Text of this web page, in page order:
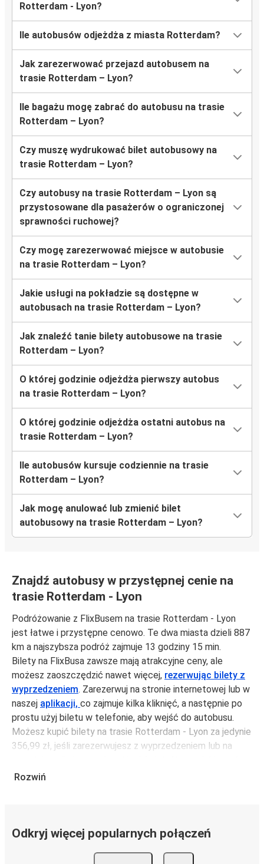
Rotterdam - Lyon?
Ile autobusów odjeżdża z miasta Rotterdam?
Jak zarezerwować przejazd autobusem na
trasie Rotterdam – Lyon?
Ile bagażu mogę zabrać do autobusu na trasie
Rotterdam – Lyon?
Czy muszę wydrukować bilet autobusowy na
trasie Rotterdam – Lyon?
Czy autobusy na trasie Rotterdam – Lyon są
przystosowane dla pasażerów o ograniczonej
sprawności ruchowej?
Czy mogę zarezerwować miejsce w autobusie
na trasie Rotterdam – Lyon?
Jakie usługi na pokładzie są dostępne w
autobusach na trasie Rotterdam – Lyon?
Jak znaleźć tanie bilety autobusowe na trasie
Rotterdam – Lyon?
O której godzinie odjeżdża pierwszy autobus
na trasie Rotterdam – Lyon?
O której godzinie odjeżdża ostatni autobus na
trasie Rotterdam – Lyon?
Ile autobusów kursuje codziennie na trasie
Rotterdam – Lyon?
Jak mogę anulować lub zmienić bilet
autobusowy na trasie Rotterdam – Lyon?
Znajdź autobusy w przystępnej cenie na
trasie Rotterdam - Lyon
Podróżowanie z FlixBusem na trasie Rotterdam - Lyon
jest łatwe i przystępne cenowo. Te dwa miasta dzieli 887
km a najszybsza podróż zajmuje 13 godziny 15 min.
Bilety na FlixBusa zawsze mają atrakcyjne ceny, ale
możesz zaoszczędzić nawet więcej, rezerwując bilety z
wyprzedzeniem. Zarezerwuj na stronie internetowej lub w
naszej aplikacji, co zajmuje kilka kliknięć, a następnie po
prostu użyj biletu w telefonie, aby wejść do autobusu.
Możesz kupić bilety na trasie Rotterdam - Lyon za jedynie
356,99 zł, jeśli zarezerwujesz z wyprzedzeniem lub na
szybko, łatwo i zadbać o zmniejszanie śladu węglowego,
Trasa Rotterdam - Lyon jest łatwa i wygodna z FlixBusem,
Rozwiń
Odkryj więcej popularnych połączeń